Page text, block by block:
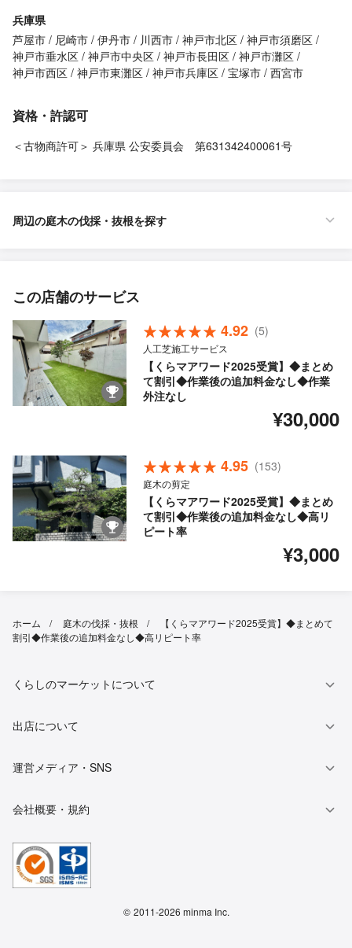
兵庫県
芦屋市
尼崎市 伊丹市 川西市 神戸市北区 神戸市須磨区
神戸市垂水区 神戸市中央区 神戸市長田区 神戸市灘区
神戸市西区 神戸市東灘区 神戸市兵庫区 宝塚市 西宮市
資格・許認可
＜古物商許可＞ 兵庫県 公安委員会 第631342400061号
周辺の庭木の伐採・抜根を探す
この店舗のサービス
4.92 (5)
人工芝施工サービス
【くらマアワード2025受賞】◆まとめ
て割引◆作業後の追加料金なし◆作業
外注なし
¥30,000
4.95 (153)
庭木の剪定
【くらマアワード2025受賞】◆まとめ
て割引◆作業後の追加料金なし◆高リ
ピート率
¥3,000
ホーム 庭木の伐採・抜根
【くらマアワード2025受賞】◆まとめて
割引◆作業後の追加料金なし◆高リピート率
くらしのマーケットについて
出店について
運営メディア・SNS
会社概要・規約
© 2011-2026 minma Inc.